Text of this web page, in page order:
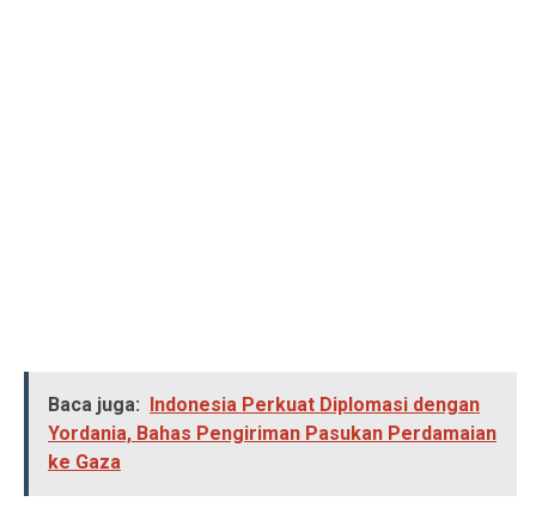
Baca juga:
Indonesia Perkuat Diplomasi dengan
Yordania, Bahas Pengiriman Pasukan Perdamaian
ke Gaza